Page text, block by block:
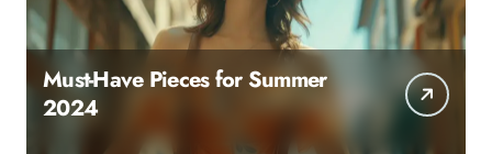
Must-Have Pieces for Summer
2024